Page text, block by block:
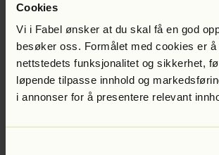
Cookies
Vi i Fabel ønsker at du skal få en god
besøker oss. Formålet med cookies er
nettstedets funksjonalitet og sikkerhet,
løpende tilpasse innhold og
i annonser for å presentere relevant